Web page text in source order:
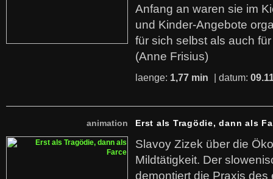
Anfang an waren sie im
und Kinder-Angebote
für sich selbst als auch
(Anne Frisius)
laenge: 1,77 min | datum:
animation Erst als Tragödie, dann als
Slavoy Zizek über die
Mildtätigkeit. Der
demontiert die Praxis des